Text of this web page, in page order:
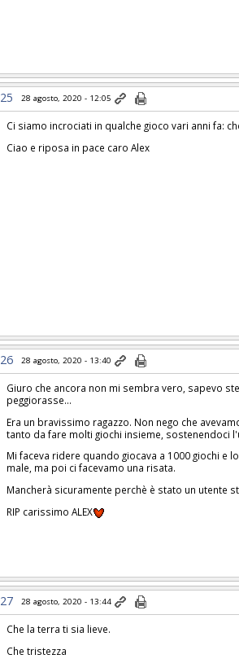
25 28 agosto, 2020 - 12:05
Ci siamo incrociati in qualche gioco vari anni fa:
Ciao e riposa in pace caro Alex
26 28 agosto, 2020 - 13:40
Giuro che ancora non mi sembra vero, sapevo
peggiorasse...
Era un bravissimo ragazzo. Non nego che
tanto da fare molti giochi insieme, sostenendoci
Mi faceva ridere quando giocava a 1000 giochi e
male, ma poi ci facevamo una risata.
Mancherà sicuramente perchè è stato un utente
RIP carissimo ALEX
27 28 agosto, 2020 - 13:44
Che la terra ti sia lieve.
Che tristezza